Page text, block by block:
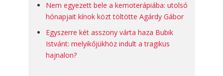
Nem egyezett bele a kemoterápiába: utolsó
hónapjait kínok közt töltötte Agárdy Gábor
Egyszerre két asszony várta haza Bubik
Istvánt: melyikőjükhöz indult a tragikus
hajnalon?